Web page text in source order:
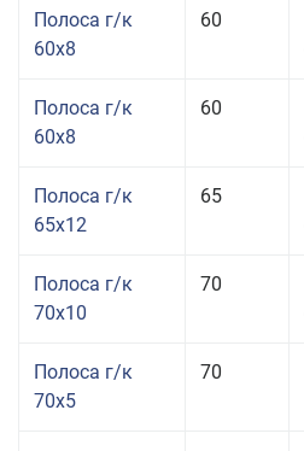
Полоса г/к
60x8
60
Полоса г/к
60x8
60
Полоса г/к
65x12
65
Полоса г/к
70x10
70
Полоса г/к
70x5
70